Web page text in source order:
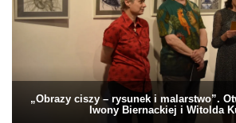
„Obrazy ciszy – rysunek i malarstwo”.
Iwony Biernackiej i Witolda